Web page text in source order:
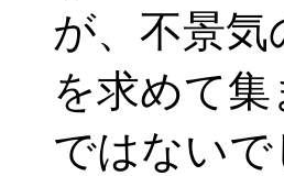
が、不景
を求めて
ではない